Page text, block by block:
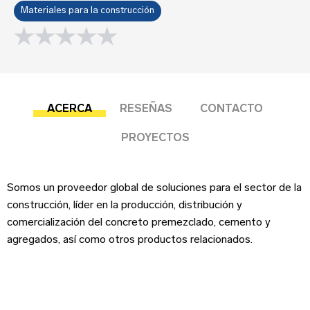
Materiales para la construcción
0.0 rating
ACERCA RESEÑAS CONTACTO
PROYECTOS
Somos un proveedor global de soluciones para el sector de la
construcción, líder en la producción, distribución y
comercialización del concreto premezclado, cemento y
agregados, así como otros productos relacionados.
Correo Electrónico*
Sobre tu negocio
Iniciar sesión